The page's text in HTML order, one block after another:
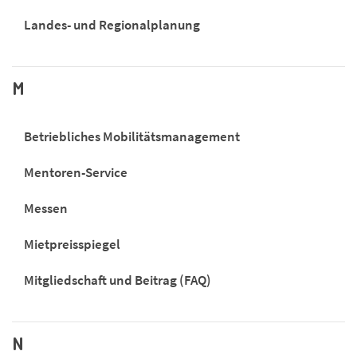
Landes- und Regionalplanung
M
Betriebliches Mobilitätsmanagement
Mentoren-Service
Messen
Mietpreisspiegel
Mitgliedschaft und Beitrag (FAQ)
N